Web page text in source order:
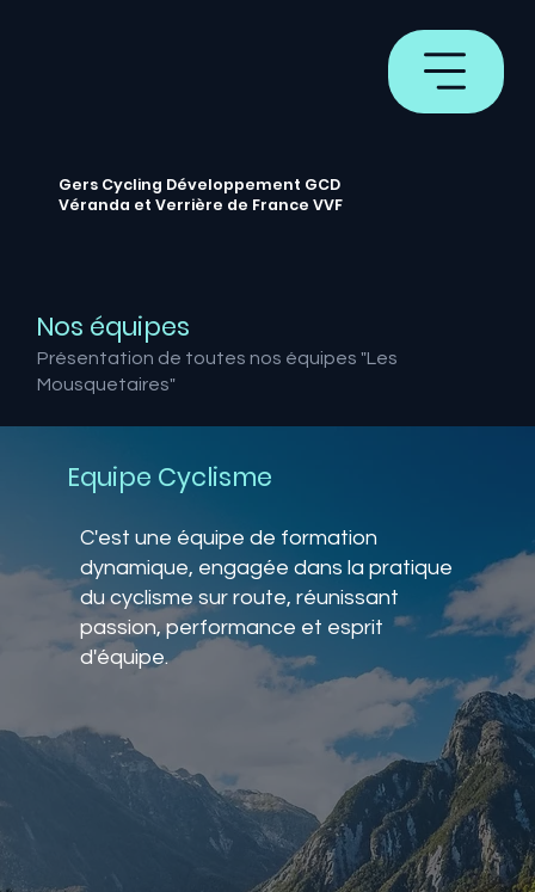
Gers Cycling Développement GCD
Véranda et Verrière de France VVF
Nos équipes
Présentation de toutes nos équipes "Les
Mousquetaires"
Equipe Cyclisme
C'est une équipe de formation
dynamique, engagée dans la pratique
du cyclisme sur route, réunissant
passion, performance et esprit
d'équipe.